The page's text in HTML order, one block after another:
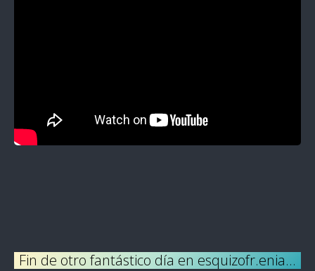
Fin de otro fantástico día en esquizofr.enia…